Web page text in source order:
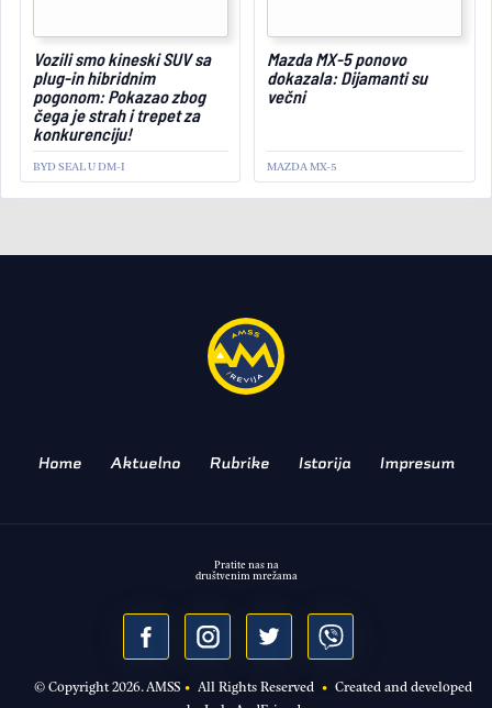
Vozili smo kineski SUV sa
plug-in hibridnim
pogonom: Pokazao zbog
čega je strah i trepet za
konkurenciju!
BYD SEAL U DM-I
Mazda MX-5 ponovo
dokazala: Dijamanti su
večni
MAZDA MX-5
March 4, 2022
pogon: Strujni udar
Home Aktuelno Rubrike Istorija Impresum
© Copyright2026. AMSS• All Rights Reserved • Created and developed
Pratite nas na
društvenim mrežama